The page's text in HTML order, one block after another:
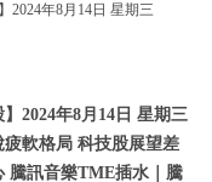
2024年8月14日 星期三
】2024年8月14日 星期三
疲軟格局 科技股展望差
騰訊音樂TME插水｜騰